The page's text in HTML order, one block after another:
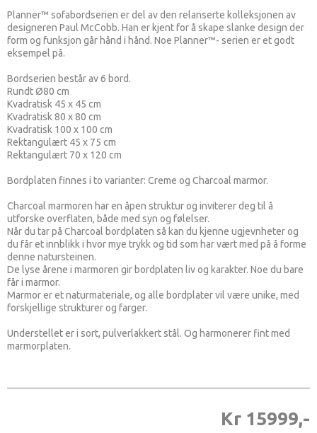
Planner™ sofabordserien er del av den relanserte kolleksjonen av
designeren Paul McCobb. Han er kjent for å skape slanke design der
form og funksjon går hånd i hånd. Noe Planner™- serien er et godt
eksempel på.
Bordserien består av 6 bord.
​Rundt Ø80 cm
Kvadratisk 45 x 45 cm
Kvadratisk 80 x 80 cm
Kvadratisk 100 x 100 cm
Rektangulært 45 x 75 cm
Rektangulært 70 x 120 cm
Bordplaten finnes i to varianter: Creme og Charcoal marmor.
Charcoal marmoren har en åpen struktur og inviterer deg til å
utforske overflaten, både med syn og følelser.
Når du tar på Charcoal bordplaten så kan du kjenne ugjevnheter og
du får et innblikk i hvor mye trykk og tid som har vært med på å forme
denne natursteinen.
De lyse årene i marmoren gir bordplaten liv og karakter. Noe du bare
får i marmor.
Marmor er et naturmateriale, og alle bordplater vil være unike, med
forskjellige strukturer og farger.
Understellet er i sort, pulverlakkert stål. Og harmonerer fint med
marmorplaten.
Kr 15999,-